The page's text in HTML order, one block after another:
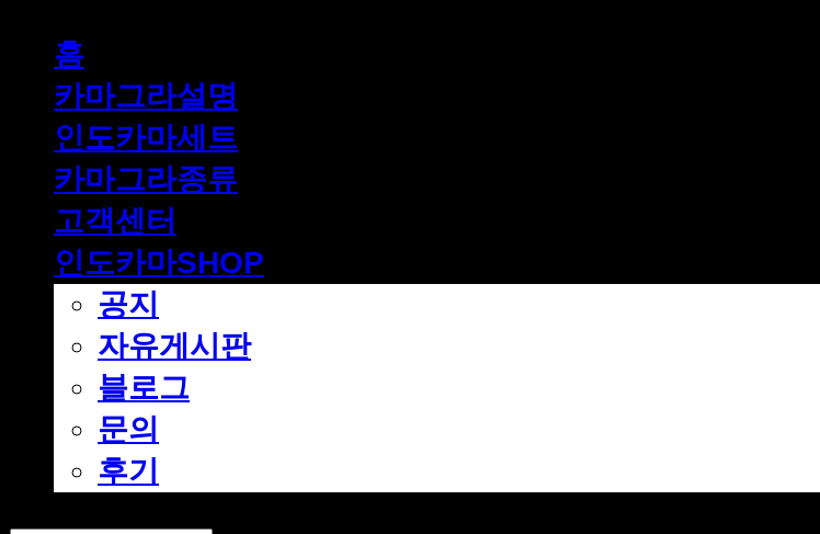
홈
카마그라설명
인도카마세트
카마그라종류
고객센터
인도카마SHOP
공지
자유게시판
블로그
문의
후기